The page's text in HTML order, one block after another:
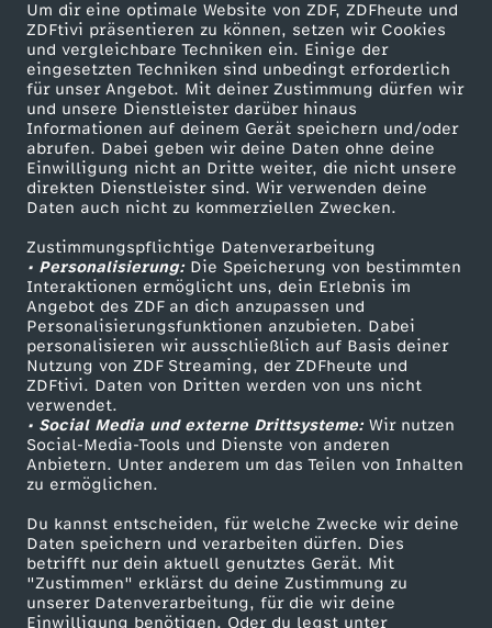
Um dir eine optimale Website von ZDF, ZDFheute und
ZDFtivi präsentieren zu können, setzen wir Cookies
und vergleichbare Techniken ein. Einige der
eingesetzten Techniken sind unbedingt erforderlich
für unser Angebot. Mit deiner Zustimmung dürfen wir
und unsere Dienstleister darüber hinaus
Informationen auf deinem Gerät speichern und/oder
abrufen. Dabei geben wir deine Daten ohne deine
Einwilligung nicht an Dritte weiter, die nicht unsere
direkten Dienstleister sind. Wir verwenden deine
Daten auch nicht zu kommerziellen Zwecken.
Zustimmungspflichtige Datenverarbeitung
• Personalisierung:Die Speicherung von bestimmten
Interaktionen ermöglicht uns, dein Erlebnis im
Angebot des ZDF an dich anzupassen und
Personalisierungsfunktionen anzubieten. Dabei
personalisieren wir ausschließlich auf Basis deiner
Nutzung von ZDF Streaming, der ZDFheute und
ZDFtivi. Daten von Dritten werden von uns nicht
verwendet.
• Social Media und externe Drittsysteme:Wir nutzen
Social-Media-Tools und Dienste von anderen
Anbietern. Unter anderem um das Teilen von Inhalten
zu ermöglichen.
Du kannst entscheiden, für welche Zwecke wir deine
Daten speichern und verarbeiten dürfen. Dies
betrifft nur dein aktuell genutztes Gerät. Mit
"Zustimmen" erklärst du deine Zustimmung zu
unserer Datenverarbeitung, für die wir deine
Einwilligung benötigen. Oder du legst unter
Mehr ZDF
ZDF-Apps
Smart TV
ZDFtext
Livestreams
Sendungen A-Z
TV-Programm
Service
ZDFmitreden
Kontakt zum ZDF
Tickets
Zuschauerservice
Hilfe
ZDF Unternehmen
Karriere
ZDF goes Schule
Werbefernsehen
Mainzelmännchen